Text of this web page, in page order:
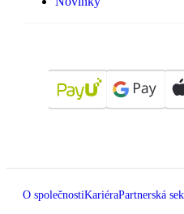
O společnostiKariéraPartnerská